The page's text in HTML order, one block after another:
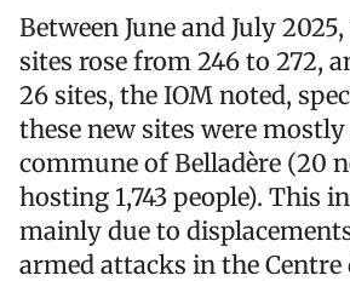
Between June and July
sites rose from 246 to 272,
26 sites, the IOM noted,
these new sites were
commune of Belladère (20
hosting 1,743 people). This
mainly due to
armed attacks in the